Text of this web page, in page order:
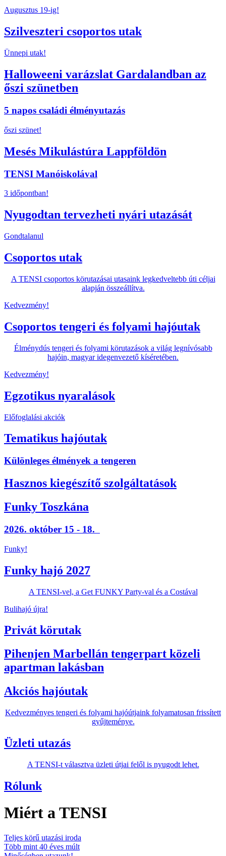
Augusztus 19-ig!
Szilveszteri csoportos utak
Ünnepi utak!
Halloweeni varázslat Gardalandban az
őszi szünetben
5 napos családi élményutazás
őszi szünet!
Mesés Mikulástúra Lappföldön
TENSI Manóiskolával
3 időpontban!
Nyugodtan tervezheti nyári utazását
Gondtalanul
Csoportos utak
A TENSI csoportos körutazásai utasaink legkedveltebb úti céljai
alapján összeállítva.
Kedvezmény!
Csoportos tengeri és folyami hajóutak
Élménydús tengeri és folyami körutazások a világ legnívósabb
hajóin, magyar idegenvezető kíséretében.
Kedvezmény!
Egzotikus nyaralások
Előfoglalási akciók
Tematikus hajóutak
Különleges élmények a tengeren
Hasznos kiegészítő szolgáltatások
Funky Toszkána
2026. október 15 - 18.
Funky!
Funky hajó 2027
A TENSI-vel, a Get FUNKY Party-val és a Costával
Bulihajó újra!
Privát körutak
Pihenjen Marbellán tengerpart közeli
apartman lakásban
Akciós hajóutak
Kedvezményes tengeri és folyami hajóútjaink folyamatosan frissített
gyűjteménye.
Üzleti utazás
A TENSI-t választva üzleti útjai felől is nyugodt lehet.
Rólunk
Miért a TENSI
Teljes körű utazási iroda
Több mint 40 éves múlt